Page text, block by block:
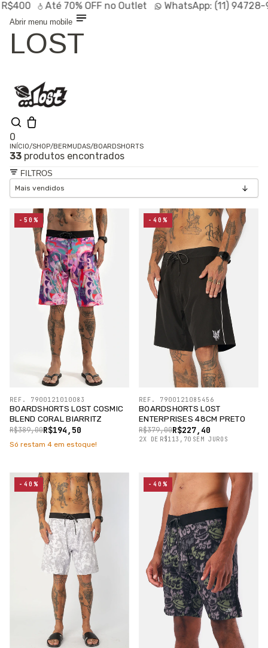
Até 70% OFFno Outlet WhatsApp:(11) 94728-9569
Abrir menu mobile
LOST
0
Olá, visitante
Entrar /
Cadastrar
Shop
Linhas
Especiais
SALE
INÍCIO/SHOP/BERMUDAS/BOARDSHORTS
33 produtos encontrados
FILTROS
BOARDSHORTS LOST COSMIC
BLEND CORAL BIARRITZ
R$194,50
R$389,00
REF. 7900121010083
-50%
Só restam 4 em estoque!
BOARDSHORTS LOST
ENTERPRISES 48CM PRETO
R$227,40
R$379,00
2X DE R$113,70 SEM JUROS
REF. 7900121085456
-40%
-40% -40%